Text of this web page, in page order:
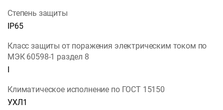
Степень защиты
IP65
Класс защиты от поражения электрическим током по
МЭК 60598-1 раздел 8
Климатическое исполнение по ГОСТ 15150
УХЛ1